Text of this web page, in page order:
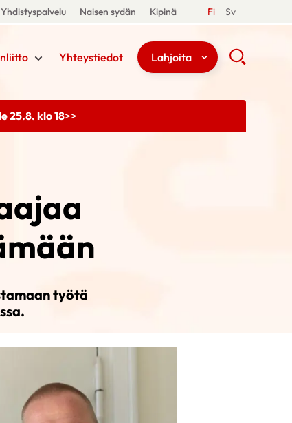
Yhdistyspalvelu Naisen sydän Kipinä Fi Sv
Yhteystiedot Lahjoita
25.8. klo 18>>
työtä